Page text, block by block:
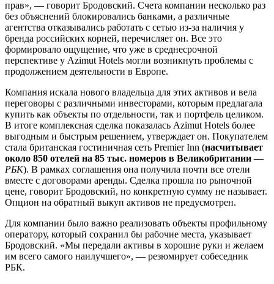
прав», — говорит Бродовский. Счета компании несколько раз
без объяснений блокировались банками, а различные
агентства отказывались работать с сетью из-за наличия у
бренда российских корней, перечисляет он. Все это
формировало ощущение, что уже в среднесрочной
перспективе у Azimut Hotels могли возникнуть проблемы с
продолжением деятельности в Европе.
Компания искала нового владельца для этих активов и вела
переговоры с различными инвесторами, которым предлагала
купить как объекты по отдельности, так и портфель целиком.
В итоге комплексная сделка показалась Azimut Hotels более
выгодным и быстрым решением, утверждает он. Покупателем
стала британская гостиничная сеть Premier Inn (насчитывает
около 850 отелей на 85 тыс. номеров в Великобритании —
РБК). В рамках соглашения она получила почти все отели
вместе с договорами аренды. Сделка прошла по рыночной
цене, говорит Бродовский, но конкретную сумму не называет.
Опцион на обратный выкуп активов не предусмотрен.
Для компании было важно реализовать объекты профильному
оператору, который сохранил бы рабочие места, указывает
Бродовский. «Мы передали активы в хорошие руки и желаем
им всего самого наилучшего», — резюмирует собеседник
РБК.